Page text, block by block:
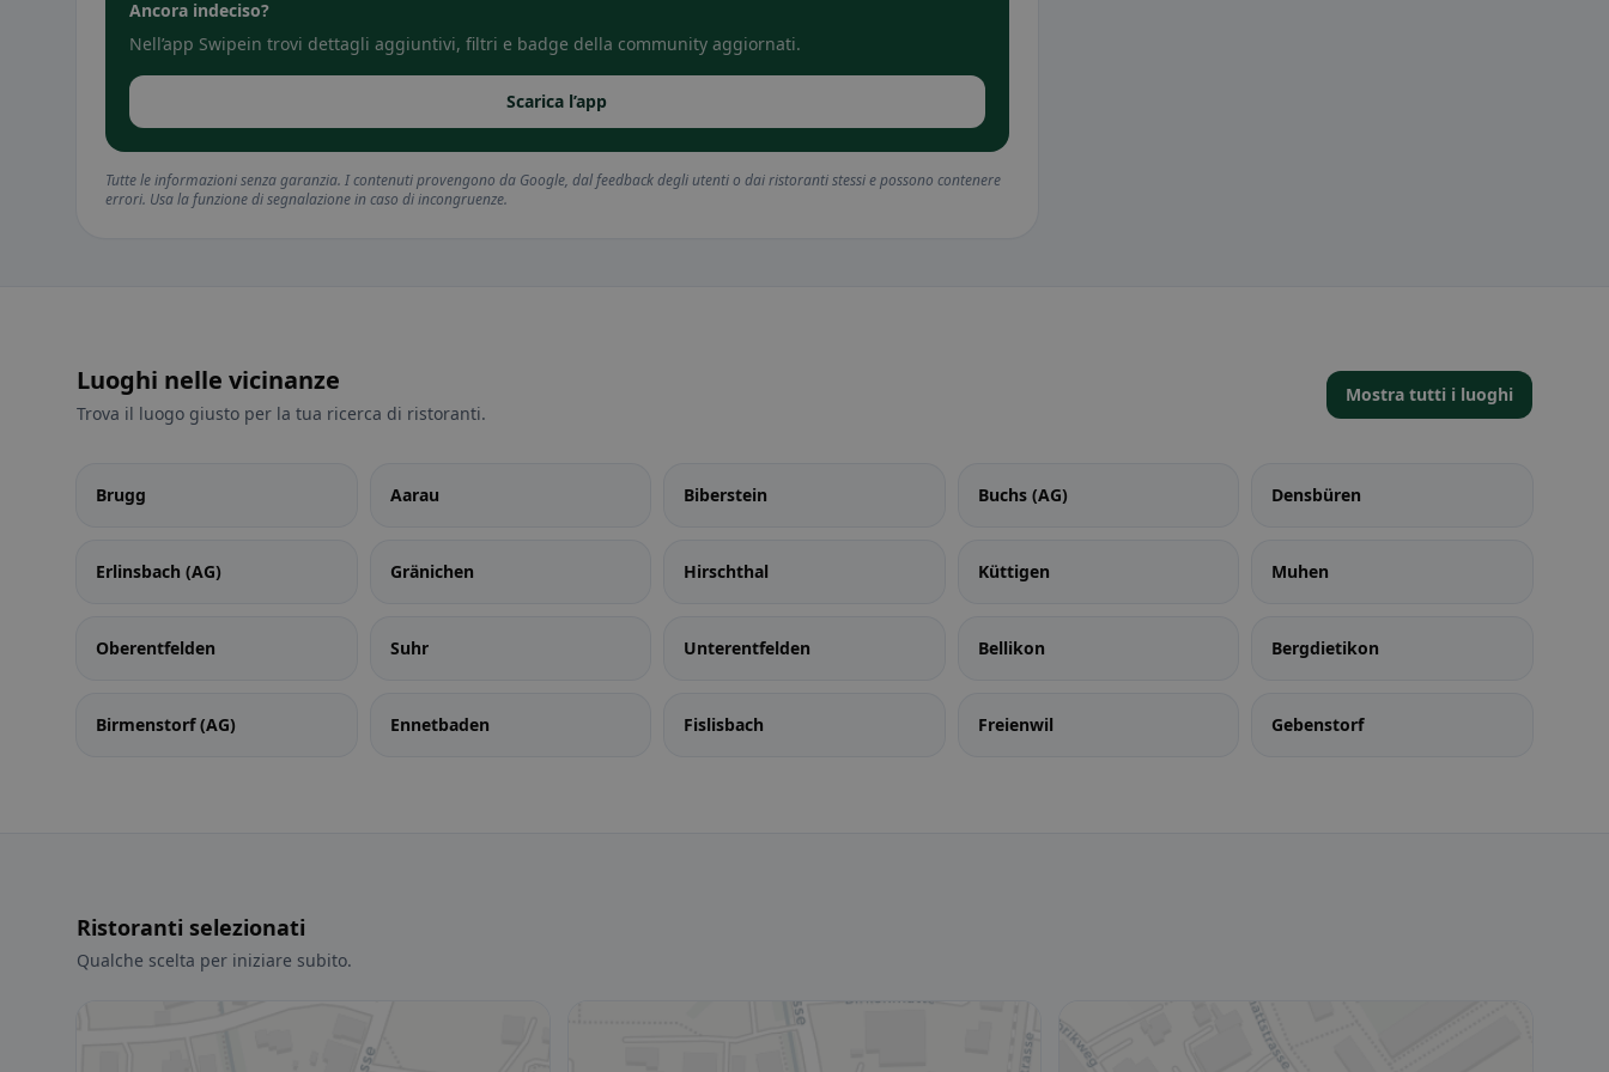
Ancora indeciso?
Nell’app Swipein trovi dettagli aggiuntivi, filtri e badge della community aggiornati.
Scarica l’app
Tutte le informazioni senza garanzia. I contenuti provengono da Google, dal feedback degli utenti o dai ristoranti stessi e possono contenere
errori. Usa la funzione di segnalazione in caso di incongruenze.
Luoghi nelle vicinanze
Trova il luogo giusto per la tua ricerca di ristoranti.
Mostra tutti i luoghi
Brugg Aarau Biberstein Buchs (AG) Densbüren
Erlinsbach (AG) Gränichen Hirschthal Küttigen Muhen
Oberentfelden Suhr Unterentfelden Bellikon Bergdietikon
Birmenstorf (AG) Ennetbaden Fislisbach Freienwil Gebenstorf
Ristoranti selezionati
Qualche scelta per iniziare subito.